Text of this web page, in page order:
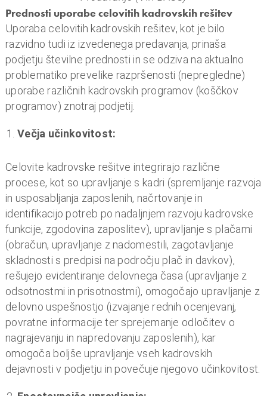
Predavanje (Vir: BASS)
Uporaba celovitih kadrovskih rešitev, kot je bilo
podjetju številne prednosti in se odziva na aktualno
problematiko prevelike razpršenosti (nepregledne)
uporabe različnih kadrovskih programov (koščkov
programov) znotraj podjetij.
Večja učinkovitost:
Celovite kadrovske rešitve integrirajo različne
procese, kot so upravljanje s kadri (spremljanje razvoja
in usposabljanja zaposlenih, načrtovanje in
identifikacijo potreb po nadaljnjem razvoju kadrovske
funkcije, zgodovina zaposlitev), upravljanje s plačami
(obračun, upravljanje z nadomestili, zagotavljanje
skladnosti s predpisi na področju plač in davkov),